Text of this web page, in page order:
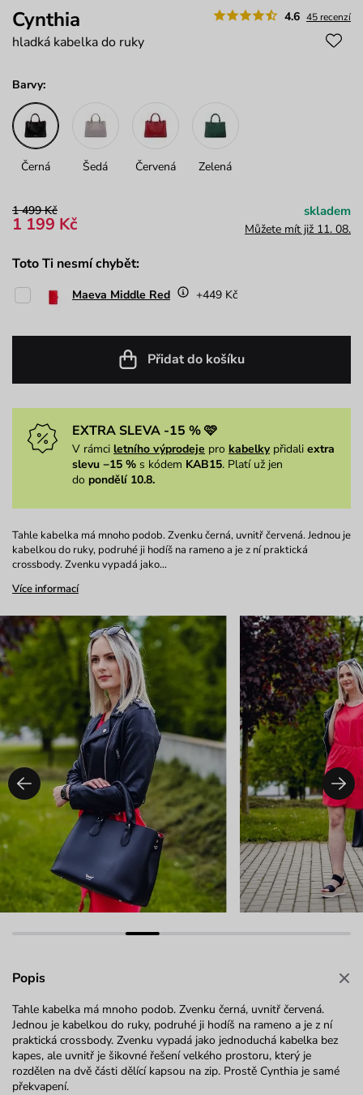
4.6 45 recenzí
Cynthia
hladká kabelka do ruky
Barvy:
Černá Šedá Červená Zelená
1 499 Kč
1 199 Kč
skladem
Můžete mít již 11. 08.
Toto Ti nesmí chybět:
Maeva Middle Red +449 Kč
Přidat do košíku
EXTRA SLEVA -15 % 🩷
V rámci letního výprodeje pro kabelkypřidali extra
slevu −15 % s kódem KAB15. Platí už jen
do pondělí 10.8.
Tahle kabelka má mnoho podob. Zvenku černá, uvnitř červená. Jednou je
kabelkou do ruky, podruhé ji hodíš na rameno a je z ní praktická
crossbody. Zvenku vypadá jako…
Více informací
Popis
Tahle kabelka má mnoho podob. Zvenku černá, uvnitř červená.
Jednou je kabelkou do ruky, podruhé ji hodíš na rameno a je z ní
praktická crossbody. Zvenku vypadá jako jednoduchá kabelka bez
kapes, ale uvnitř je šikovné řešení velkého prostoru, který je
rozdělen na dvě části dělící kapsou na zip. Prostě Cynthia je samé
překvapení.